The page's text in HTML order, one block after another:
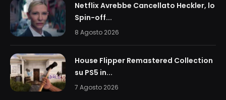
Netflix Avrebbe Cancellato Heckler, lo
Spin-off...
8 Agosto 2026
House Flipper Remastered Collection
su PS5 in...
7 Agosto 2026